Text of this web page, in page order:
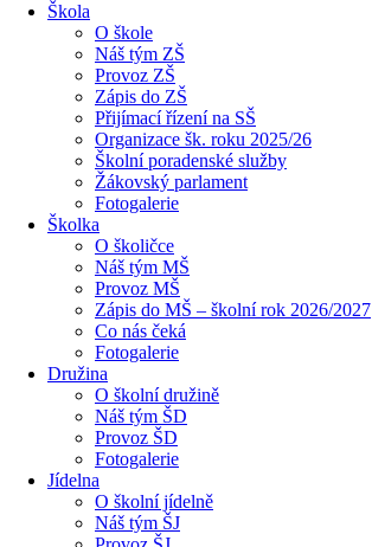
Škola
O škole
Náš tým ZŠ
Provoz ZŠ
Zápis do ZŠ
Přijímací řízení na SŠ
Organizace šk. roku 2025/26
Školní poradenské služby
Žákovský parlament
Fotogalerie
Školka
O školičce
Náš tým MŠ
Provoz MŠ
Zápis do MŠ – školní rok 2026/2027
Co nás čeká
Fotogalerie
Družina
O školní družině
Náš tým ŠD
Provoz ŠD
Fotogalerie
Jídelna
O školní jídelně
Náš tým ŠJ